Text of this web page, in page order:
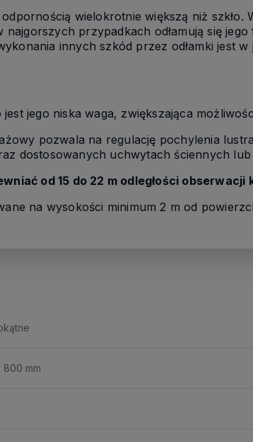
wielokrotnie większą niż szkło.
najgorszych przypadkach odłamują się
innych szkód przez odłamki jest
jego niska waga, zwiększająca
pozwala na regulację pochylenia
dostosowanych uchwytach ściennych
od 15 do 22 m odległości obserwacji
na wysokości minimum 2 m od
mm